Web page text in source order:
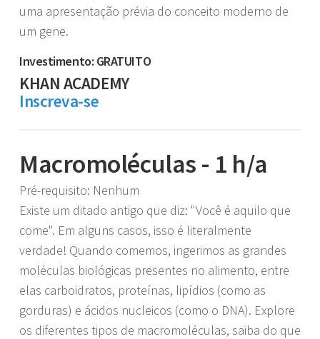
uma apresentação prévia do conceito moderno de
um gene.
Investimento: GRATUITO
KHAN ACADEMY
Inscreva-se
Macromoléculas - 1 h/a
Pré-requisito: Nenhum
Existe um ditado antigo que diz: "Você é aquilo que
come". Em alguns casos, isso é literalmente
verdade! Quando comemos, ingerimos as grandes
moléculas biológicas presentes no alimento, entre
elas carboidratos, proteínas, lipídios (como as
gorduras) e ácidos nucleicos (como o DNA). Explore
os diferentes tipos de macromoléculas, saiba do que